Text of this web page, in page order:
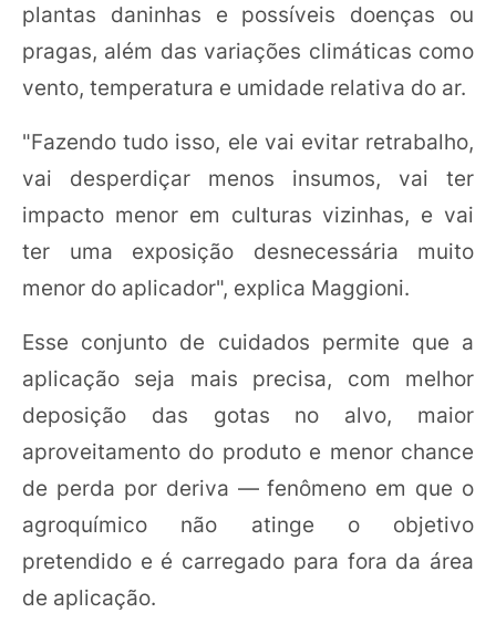
plantas daninhas e possíveis doenças ou
pragas, além das variações climáticas como
vento, temperatura e umidade relativa do ar.
"Fazendo tudo isso, ele vai evitar retrabalho,
vai desperdiçar menos insumos, vai ter
impacto menor em culturas vizinhas, e vai
ter uma exposição desnecessária muito
menor do aplicador", explica Maggioni.
Esse conjunto de cuidados permite que a
aplicação seja mais precisa, com melhor
deposição das gotas no alvo, maior
aproveitamento do produto e menor chance
de perda por deriva — fenômeno em que o
agroquímico não atinge o objetivo
pretendido e é carregado para fora da área
de aplicação.